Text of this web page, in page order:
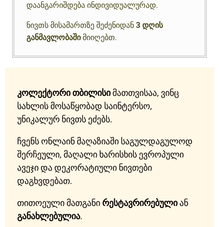
დაანგარიშდება ინდივიდუალურად.
ნივთს მისამართზე შეძენიდან 3 დღის
განმავლობაშიმიიღებთ.
კოლექტორი თბილისიმათთვისაა, ვინც
სახლის მოსაწყობად საინტერსო,
უნიკალურ ნივთს ეძებს.
ჩვენს ონლაინ მაღაზიაში საგულდაგულოდ
შერჩეული, მაღალი ხარისხის ევროპული
ავეჯი და დეკორატიული ნივთები
დაგხვდებათ.
თითოეული მათგანირესტავრირებულიან
განახლებულია.